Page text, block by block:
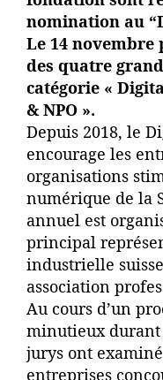
nomination au
Le 14
des quatre
catégorie «
& NPO ».
Depuis 2018, le
encourage les
organisations
numérique de la
annuel est
principal
industrielle
association
Au cours d’un
minutieux durant
jurys ont
entreprises